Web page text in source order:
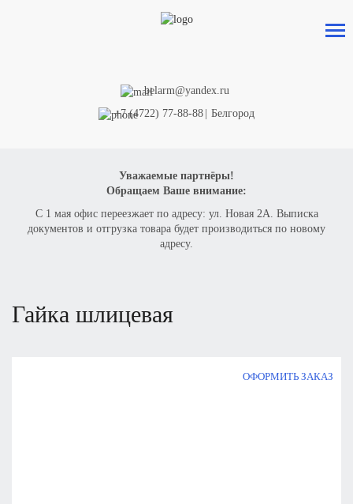
belarm@yandex.ru
+7 (4722) 77-88-88
Белгород
Уважаемые партнёры!
Обращаем Ваше внимание:
С 1 мая офис переезжает по адресу: ул. Новая 2А. Выписка
документов и отгрузка товара будет производиться по новому
адресу.
гайка шлицевая
ОФОРМИТЬ ЗАКАЗ